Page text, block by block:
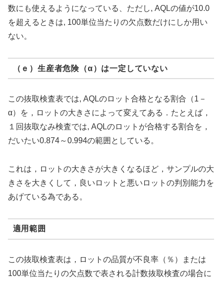
数にも使えるようになっている、ただし, AQLの値が10.0
を超えるときは, 100単位当たりの欠点数だけにしか用い
ない。
（ｅ）生産者危険（α）は一定していない
この抜取検査表では, AQLのロット合格となる割合（1－
α）を，ロットの大きさによって変えてある．たとえば，
１回抜取なみ検査では, AQLのロットが合格する割合を，
だいたい0.874～0.994の範囲としている。
これは，ロットの大きさが大きくなるほど，サンプルの大
きさを大きくして，良いロットと悪いロットの判別能力を
あげている為である。
適用範囲
この抜取検査表は，ロットの品質が不良率（％）または
100単位当たりの欠点数で表される計数抜取検査の場合に